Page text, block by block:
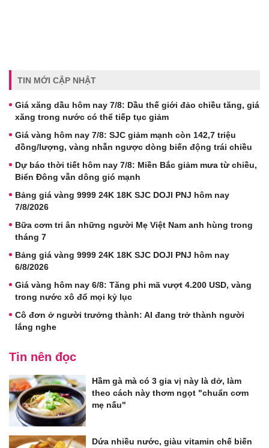
TIN MỚI CẬP NHẬT
Giá xăng dầu hôm nay 7/8: Dầu thế giới đảo chiều tăng, giá
xăng trong nước có thể tiếp tục giảm
Giá vàng hôm nay 7/8: SJC giảm mạnh còn 142,7 triệu
đồng/lượng, vàng nhẫn ngược dòng biến động trái chiều
Dự báo thời tiết hôm nay 7/8: Miền Bắc giảm mưa từ chiều,
Biển Đông vẫn dông gió mạnh
Bảng giá vàng 9999 24K 18K SJC DOJI PNJ hôm nay
7/8/2026
Bữa cơm tri ân những người Mẹ Việt Nam anh hùng trong
tháng 7
Bảng giá vàng 9999 24K 18K SJC DOJI PNJ hôm nay
6/8/2026
Giá vàng hôm nay 6/8: Tăng phi mã vượt 4.200 USD, vàng
trong nước xô đổ mọi kỷ lục
Cô đơn ở người trưởng thành: AI đang trở thành người
lắng nghe
Tin nên đọc
Hầm gà mà có 3 gia vị này là dở, làm
theo cách này thơm ngọt "chuẩn cơm
mẹ nấu"
Dứa nhiều nước, giàu vitamin chế biến